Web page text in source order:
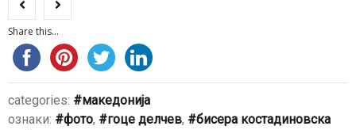
Share this...
categories:
македонија
ознаки:
фото, гоце делчев,
бисера костадиновска